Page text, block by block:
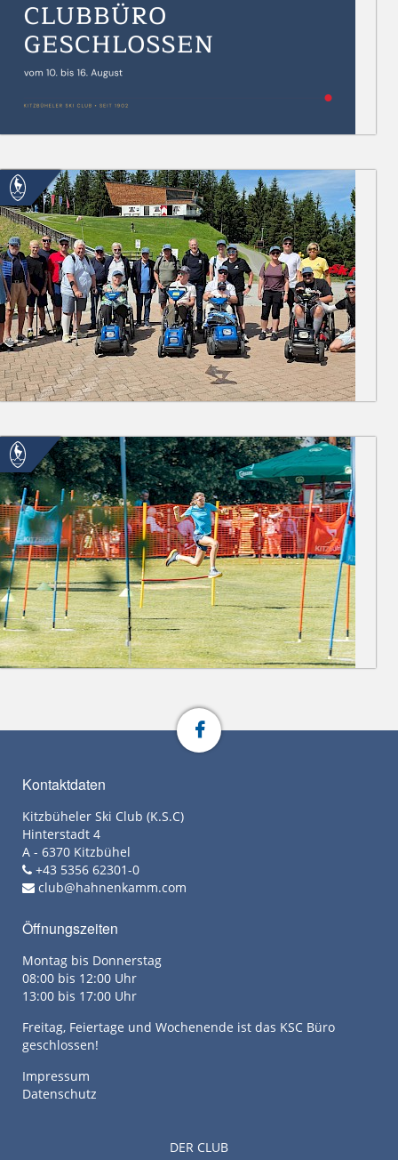
Kontaktdaten
Kitzbüheler Ski Club (K.S.C)
Hinterstadt 4
A - 6370 Kitzbühel
+43 5356 62301-0
club@hahnenkamm.com
Öffnungszeiten
Montag bis Donnerstag
08:00 bis 12:00 Uhr
13:00 bis 17:00 Uhr
Freitag, Feiertage und Wochenende ist das KSC Büro
geschlossen!
Impressum
Datenschutz
DER CLUB